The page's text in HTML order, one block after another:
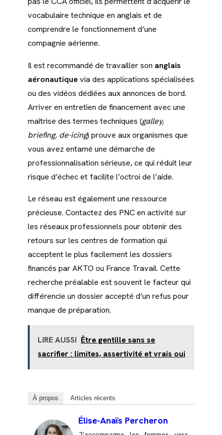
vocabulaire technique en anglais et de
comprendre le fonctionnement d’une
compagnie aérienne.
Il est recommandé de travailler son anglais
aéronautiquevia des applications spécialisées
ou des vidéos dédiées aux annonces de bord.
Arriver en entretien de financement avec une
maîtrise des termes techniques (galley,
briefing, de-icing) prouve aux organismes que
vous avez entamé une démarche de
professionnalisation sérieuse, ce qui réduit leur
risque d’échec et facilite l’octroi de l’aide.
Le réseau est également une ressource
précieuse. Contactez des PNC en activité sur
les réseaux professionnels pour obtenir des
retours sur les centres de formation qui
acceptent le plus facilement les dossiers
financés par AKTO ou France Travail. Cette
recherche préalable est souvent le facteur qui
différencie un dossier accepté d’un refus pour
manque de préparation.
LIRE AUSSI Être gentille sans se
sacrifier : limites, assertivité et vrais oui
À propos Articles récents
Élise-Anaïs Percheron